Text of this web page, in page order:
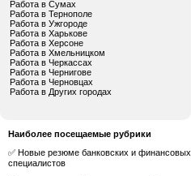
Работа в Сумах
Работа в Тернополе
Работа в Ужгороде
Работа в Харькове
Работа в Херсоне
Работа в Хмельницком
Работа в Черкассах
Работа в Чернигове
Работа в Черновцах
Работа в Других городах
Наиболее посещаемые рубрики
✅ Новые резюме банковских и финансовых
специалистов